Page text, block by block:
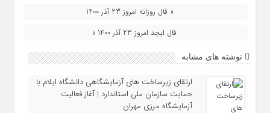
« فال روزانه امروز 23 آذر 1400
فال ابجد امروز 23 آذر 1400 »
نوشته های مشابه
ارتقای زیرساخت‌ های آزمایشگاهی دانشگاه ایلام با
حمایت سازمان ملی استاندارد | آغاز فعالیت
آزمایشگاه مرزی مهران